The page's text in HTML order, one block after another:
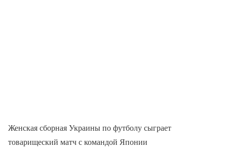
Женская сборная Украины по футболу сыграет
товарищеский матч с командой Японии